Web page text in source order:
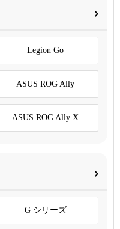
Legion Go
ASUS ROG Ally
ASUS ROG Ally X
G シリーズ